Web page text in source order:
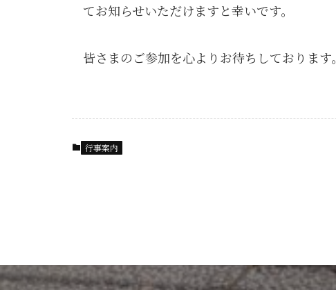
てお知らせいただけますと幸いです。
皆さまのご参加を心よりお待ちしております。
行事案内